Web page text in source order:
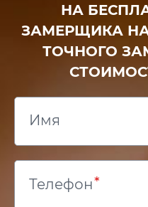
НА
ЗАМЕРЩИКА
ТОЧНОГО
Имя
Телефон